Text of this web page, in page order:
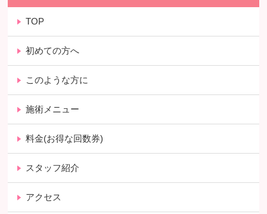
TOP
初めての方へ
このような方に
施術メニュー
料金(お得な回数券)
スタッフ紹介
アクセス